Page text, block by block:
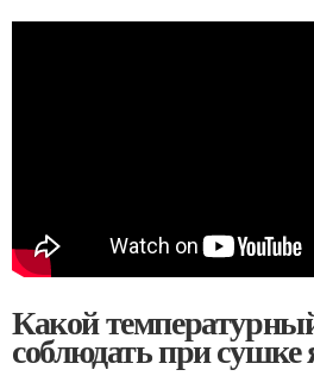
Какой
соблюдать при сушке